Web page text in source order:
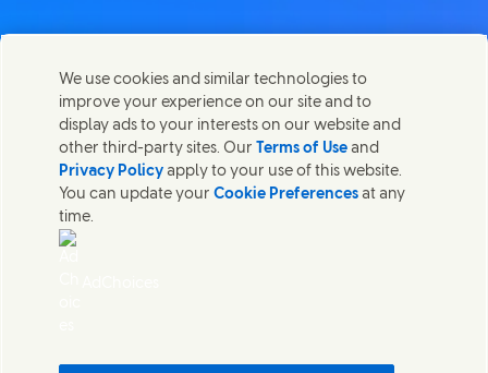
Distribuie această pagină
Share this page on Facebook
Share this page on X
Share this page on
Share this page
Contactează-ne
Luați legătura cu Unilever și cu echipele de specialiști sau
găsiți persoane de contact din întreaga lume.
Contactează-ne
We use cookies and similar technologies to
improve your experience on our site and to
display ads to your interests on our website and
other third-party sites. Our Terms of Use and
Privacy Policy apply to your use of this website.
You can update yourCookie Preferences at any
time.